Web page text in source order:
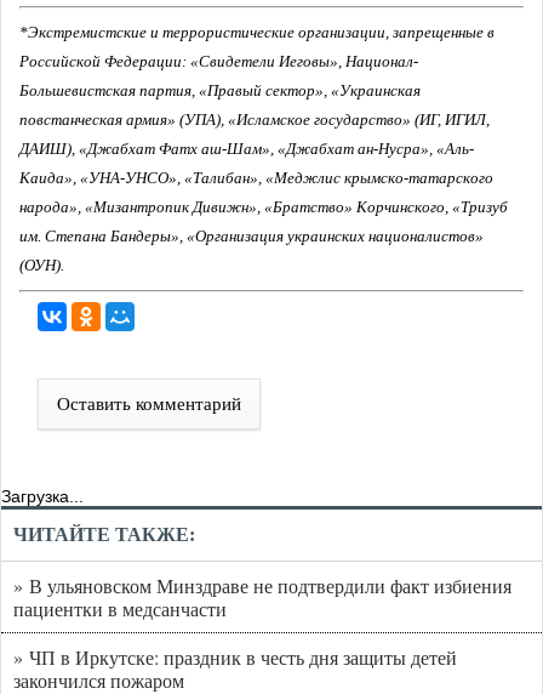
*Экстремистские и террористические организации, запрещенные в
Российской Федерации: «Свидетели Иеговы», Национал-
Большевистская партия, «Правый сектор», «Украинская
повстанческая армия» (УПА), «Исламское государство» (ИГ, ИГИЛ,
ДАИШ), «Джабхат Фатх аш-Шам», «Джабхат ан-Нусра», «Аль-
Каида», «УНА-УНСО», «Талибан», «Меджлис крымско-татарского
народа», «Мизантропик Дивижн», «Братство» Корчинского, «Тризуб
им. Степана Бандеры», «Организация украинских националистов»
(ОУН).
Оставить комментарий
Загрузка...
ЧИТАЙТЕ ТАКЖЕ:
» В ульяновском Минздраве не подтвердили факт избиения
пациентки в медсанчасти
» ЧП в Иркутске: праздник в честь дня защиты детей
закончился пожаром